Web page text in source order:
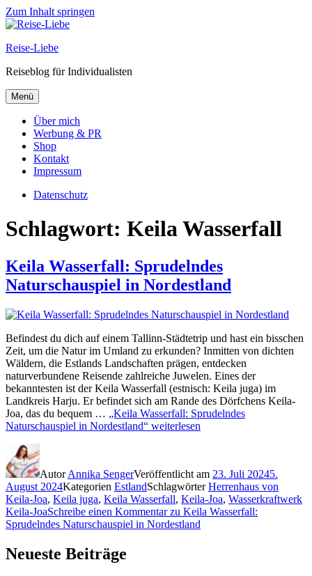
Zum Inhalt springen
Reise-Liebe
Reiseblog für Individualisten
Menü
Über mich
Werbung & PR
Shop
Kontakt
Impressum
Datenschutz
Schlagwort: Keila Wasserfall
Keila Wasserfall: Sprudelndes
Naturschauspiel in Nordestland
Befindest du dich auf einem Tallinn-Städtetrip und hast ein bisschen
Zeit, um die Natur im Umland zu erkunden? Inmitten von dichten
Wäldern, die Estlands Landschaften prägen, entdecken
naturverbundene Reisende zahlreiche Juwelen. Eines der
bekanntesten ist der Keila Wasserfall (estnisch: Keila juga) im
Landkreis Harju. Er befindet sich am Rande des Dörfchens Keila-
Joa, das du bequem … „Keila Wasserfall: Sprudelndes
Naturschauspiel in Nordestland“ weiterlesen
AutorAnnika SengerVeröffentlicht am 23. Juli 20245.
August 2024Kategorien EstlandSchlagwörterHerrenhaus von
Keila-Joa, Keila juga, Keila Wasserfall, Keila-Joa, Wasserkraftwerk
Keila-JoaSchreibe einen Kommentarzu Keila Wasserfall:
Sprudelndes Naturschauspiel in Nordestland
Neueste Beiträge